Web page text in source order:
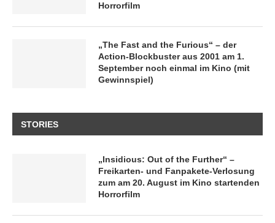
Horrorfilm
„The Fast and the Furious“ – der
Action-Blockbuster aus 2001 am 1.
September noch einmal im Kino (mit
Gewinnspiel)
STORIES
„Insidious: Out of the Further“ –
Freikarten- und Fanpakete-Verlosung
zum am 20. August im Kino startenden
Horrorfilm